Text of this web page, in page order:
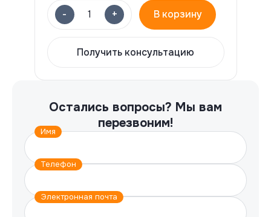
- 1 + В корзину
Получить консультацию
Остались вопросы? Мы вам
перезвоним!
Имя
Телефон
Электронная почта